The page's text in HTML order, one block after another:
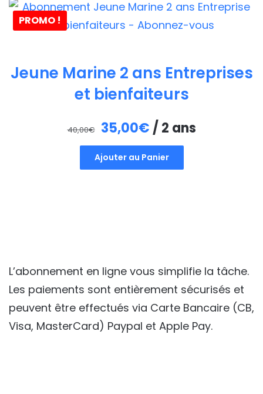
PROMO !
Jeune Marine 2 ans Entreprises
et bienfaiteurs
40,00€
Le
prix
initial
35,00€Le
prix
actuel
/ 2 ans
Ajouter au Panier
L’abonnement en ligne vous simplifie la tâche.
Les paiements sont entièrement sécurisés et
peuvent être effectués via Carte Bancaire (CB,
Visa, MasterCard) Paypal et Apple Pay.